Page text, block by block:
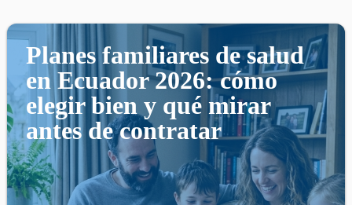
Planes familiares de salud
en Ecuador 2026: cómo
elegir bien y qué mirar
antes de contratar